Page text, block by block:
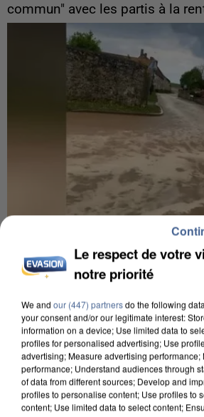
commun" avec les partis à la
7h56
Une touriste de l’Oise emportée
boue en Haute-Savoie
Son corps a été retrouvé à cinq
Le respect de votre
notre priorité
We and our (447) partnersdo the following
your consent and/or our legitimate interest:
information on a device; Use limited data to
profiles for personalised advertising; Use
advertising; Measure advertising performance;
performance; Understand audiences through
of data from different sources; Develop and
profiles to personalise content; Use profiles to
content; Use limited data to select content;